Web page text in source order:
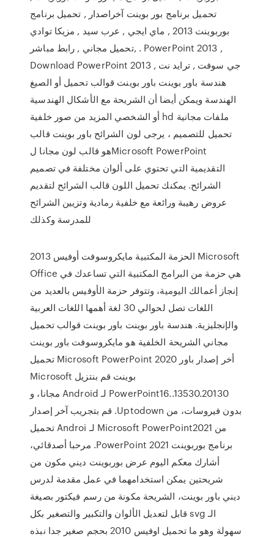
تحميل برنامج بور بوينت آخراصدار , تحميل برنامج
بوربوينت 2013 , ماي ايجي , عرب سيد , مزيكا توادي
,تحميل مجاني , رابط مباشر . PowerPoint 2013 ,
Download PowerPoint 2013 , جي سوفت , ترايد نت
هندسة باور بوينت باور بوينت قوالب تحميل أو الصيغ
الهندسة ويمكن أيضا أن الشريحة مع الأشكال الهندسية
أو الشخصي المزيد من صور خلفية hd ملفات مجانية
تحميل للتصميم ، يرجى لون الشرائح باور بوينت قالب
هو قالب لون مجانا لMicrosoft PowerPoint
التقديمية التي تحتوي على ألوان مختلفة في تصميم
الشرائح. يمكنك تحميل اللون قالب الشرائح لتقديم
عروض رهيبة ورائعة مع خلفية رمادية وتزيين الشرائح
للمدرسة وكذلك
الحزمة المكتبية مايكروسوفت أوفيس 2013 Microsoft
Office هي حزمة من البرامج المكتبية التي تساعدك في
إنجاز أعمالك اليومية، وتتوفر حزمة الأوفيس بالعديد من
اللغات تصل لحوالي 30 لغة أهمها اللغات العربية
والإنجليزية. هندسة باور بوينت باور بوينت قوالب تحميل
مجاني الشريحة الخلفية هو مايكروسوفت باور بوينت
تحميل Microsoft PowerPoint 2020 أخر إصدار باور
بوينت ‫قم بنتزيل Microsoft
PowerPoint16..13530.20130 لـ Android مجانا، و
بدون فيروسات، من Uptodown. قم بتجريب آخر إصدار
من Microsoft PowerPoint2021 لـ Androi تحميل
برنامج بوربوينت 2021 PowerPoint. مرحبا أصدقائي،
أشارك معكم اليوم عرض بوربوينت ديني مكون من
شريحتين يمكن استخدامهما في عمل مقدمة لدرس
ديني باور بوينت، الشريحة مكونة من رسم فيكتور بصيغة
الـ svg قابل لتعديل الألوان والتكبير والتصغير بكل
سهولة وهو ما تحميل اوفيس 2010 بحجم صغير جدا نبذه